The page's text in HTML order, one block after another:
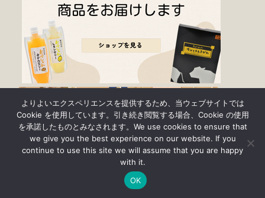
よりよいエクスペリエンスを提供するため、当ウェブサイトでは
Cookie を使用しています。引き続き閲覧する場合、Cookie の使用
を承諾したものとみなされます。We use cookies to ensure that
we give you the best experience on our website. If you
continue to use this site we will assume that you are happy
with it.
OK